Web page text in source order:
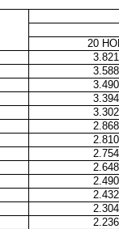
20